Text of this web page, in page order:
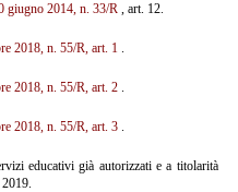
giugno 2014, n. 33/R, art. 12.
2018, n. 55/R, art. 1.
2018, n. 55/R, art. 2.
2018, n. 55/R, art. 3.
educativi già autorizzati e a titolarità